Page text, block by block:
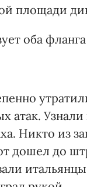
площади
оба
атак.
Никто из
дошел до